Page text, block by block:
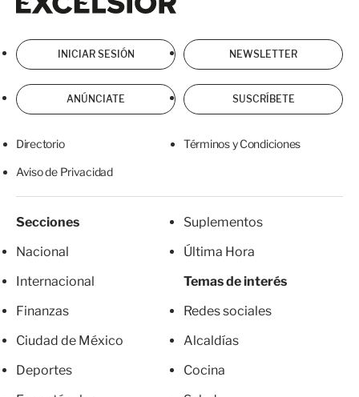
INICIAR SESIÓN NEWSLETTER
ANÚNCIATE SUSCRÍBETE
Directorio Términos y Condiciones
Aviso de Privacidad
Secciones
Nacional
Internacional
Finanzas
Ciudad de México
Deportes
Suplementos
Última Hora
Temas de interés
Redes sociales
Alcaldías
Cocina